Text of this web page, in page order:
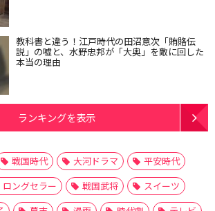
教科書と違う！江戸時代の田沼意次「賄賂伝
説」の嘘と、水野忠邦が「大奥」を敵に回した
本当の理由
ランキングを表示
戦国時代 大河ドラマ
平安時代
ロングセラー 戦国武将
スイーツ